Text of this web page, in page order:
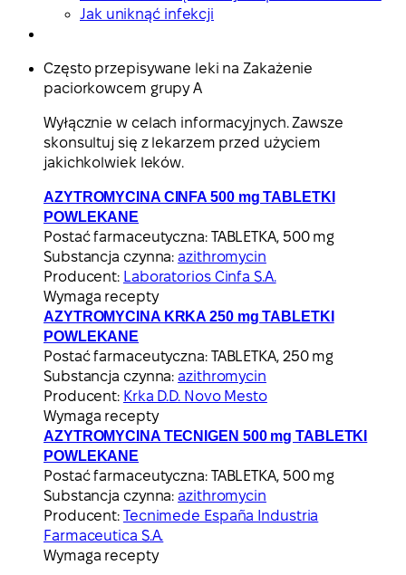
Jak uniknąć infekcji
Często przepisywane leki na Zakażenie
paciorkowcem grupy A
Wyłącznie w celach informacyjnych. Zawsze
skonsultuj się z lekarzem przed użyciem
jakichkolwiek leków.
AZYTROMYCINA CINFA 500 mg TABLETKI
POWLEKANE
Postać farmaceutyczna: TABLETKA, 500 mg
Substancja czynna:azithromycin
Producent: Laboratorios Cinfa S.A.
Wymaga recepty
AZYTROMYCINA KRKA 250 mg TABLETKI
POWLEKANE
Postać farmaceutyczna: TABLETKA, 250 mg
Substancja czynna:azithromycin
Producent: Krka D.D. Novo Mesto
Wymaga recepty
AZYTROMYCINA TECNIGEN 500 mg TABLETKI
POWLEKANE
Postać farmaceutyczna: TABLETKA, 500 mg
Substancja czynna:azithromycin
Producent: Tecnimede España Industria
Farmaceutica S.A.
Wymaga recepty